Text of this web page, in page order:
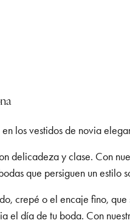
los vestidos de novia
delicadeza y clase. Con
que persiguen un estilo
crepé o el encaje fino,
el día de tu boda. Con